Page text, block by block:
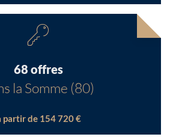
68 offres
la Somme (80)
partir de 154 720 €